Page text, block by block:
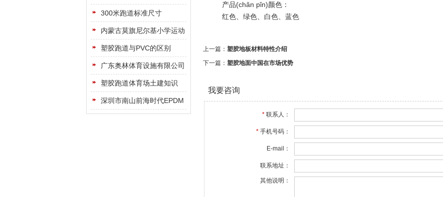
300米跑道标准尺寸
内蒙古莫旗尼尔基小学运动
场
塑胶跑道与PVC的区别
广东奥林体育设施有限公司
塑胶跑道体育场土建知识
深圳市南山前海时代EPDM
产品(chǎn pǐn)颜色：
红色、绿色、白色、蓝色
上一篇： 塑胶地板材料特性介绍
下一篇： 塑胶地面中国在市场优势
我要咨询
* 联系人：
* 手机号码：
E-mail：
联系地址：
其他说明：